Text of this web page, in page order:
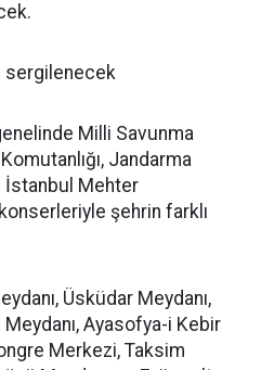
sergilenecek
Milli Savunma
Jandarma
İstanbul Mehter
şehrin farklı
Üsküdar Meydanı,
Ayasofya-i Kebir
Merkezi, Taksim